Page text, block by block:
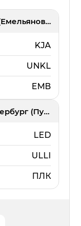
Красноярск (Емельяново)
KJA
UNKL
ЕМВ
Санкт-Петербург (Пулково)
LED
ULLI
ПЛК